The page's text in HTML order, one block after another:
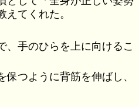
えてくれた。
、手のひらを上に向けるこ
保つように背筋を伸ばし、